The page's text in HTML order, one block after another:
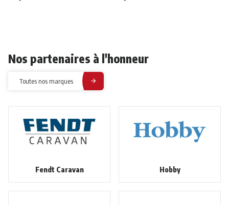
Nos partenaires à l'honneur
Toutes nos marques
Fendt Caravan Hobby